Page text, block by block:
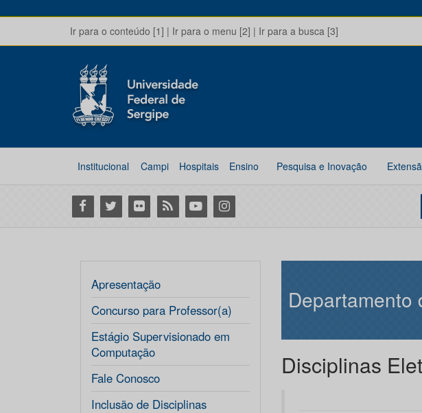
Ir para o conteúdo [1] | Ir para o menu [2] | Ir para a busca [3]
Institucional Campi Hospitais Ensino Pesquisa e Inovação
Facebook
Twitter Flickr RSS YoutubeInstagram
Apresentação
Concurso para Professor(a)
Estágio Supervisionado em
Computação
Fale Conosco
Inclusão de Disciplinas
Departamento
Disciplinas